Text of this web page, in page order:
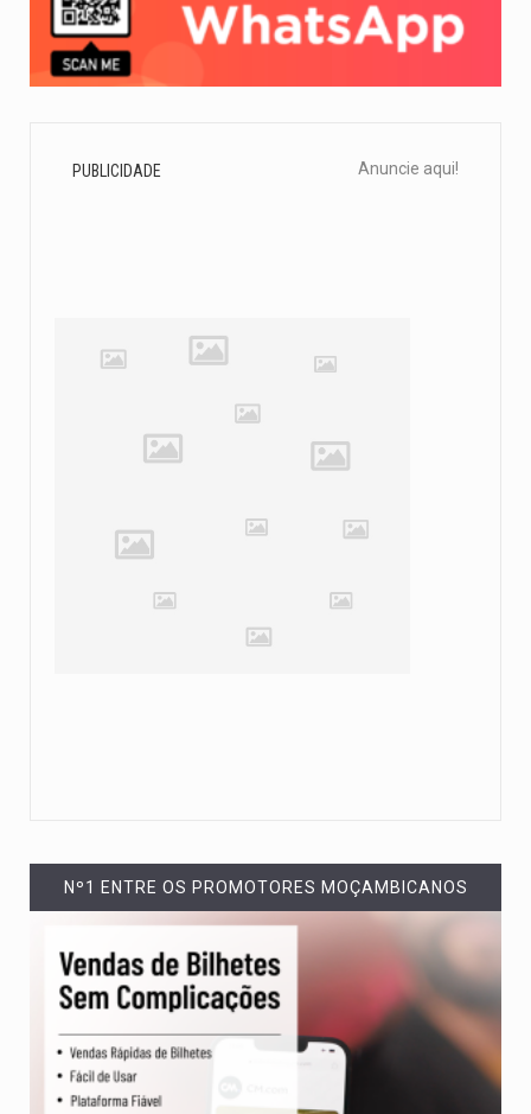
PUBLICIDADE Anuncie aqui!
Nº1 ENTRE OS PROMOTORES MOÇAMBICANOS